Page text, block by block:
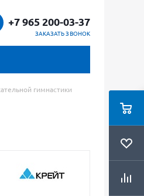
+7 965 200-03-37
ЗАКАЗАТЬ ЗВОНОК
гимнастики